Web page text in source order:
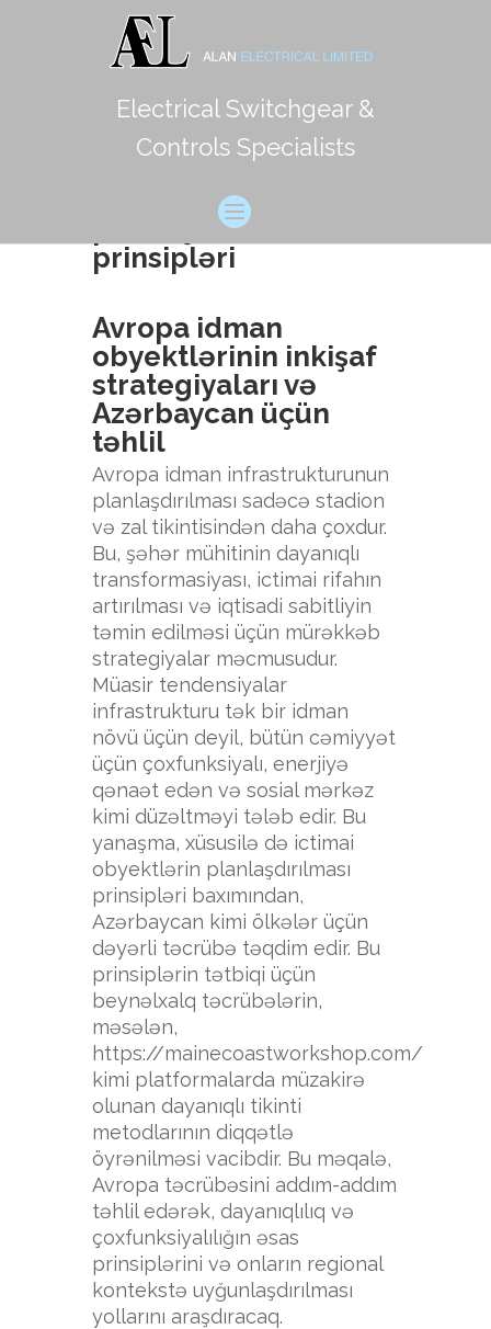
Electrical Switchgear &
Controls Specialists
Avropa idman
infrastrukturunun
dayanıqlı
planlaşdırılması
prinsipləri
Avropa idman
obyektlərinin inkişaf
strategiyaları və
Azərbaycan üçün
təhlil
Avropa idman infrastrukturunun
planlaşdırılması sadəcə stadion
və zal tikintisindən daha çoxdur.
Bu, şəhər mühitinin dayanıqlı
transformasiyası, ictimai rifahın
artırılması və iqtisadi sabitliyin
təmin edilməsi üçün mürəkkəb
strategiyalar məcmusudur.
Müasir tendensiyalar
infrastrukturu tək bir idman
növü üçün deyil, bütün cəmiyyət
üçün çoxfunksiyalı, enerjiyə
qənaət edən və sosial mərkəz
kimi düzəltməyi tələb edir. Bu
yanaşma, xüsusilə də ictimai
obyektlərin planlaşdırılması
prinsipləri baxımından,
Azərbaycan kimi ölkələr üçün
dəyərli təcrübə təqdim edir. Bu
prinsiplərin tətbiqi üçün
beynəlxalq təcrübələrin,
məsələn,
https://mainecoastworkshop.com/
kimi platformalarda müzakirə
olunan dayanıqlı tikinti
metodlarının diqqətlə
öyrənilməsi vacibdir. Bu məqalə,
Avropa təcrübəsini addım-addım
təhlil edərək, dayanıqlılıq və
çoxfunksiyalılığın əsas
prinsiplərini və onların regional
kontekstə uyğunlaşdırılması
yollarını araşdıracaq.